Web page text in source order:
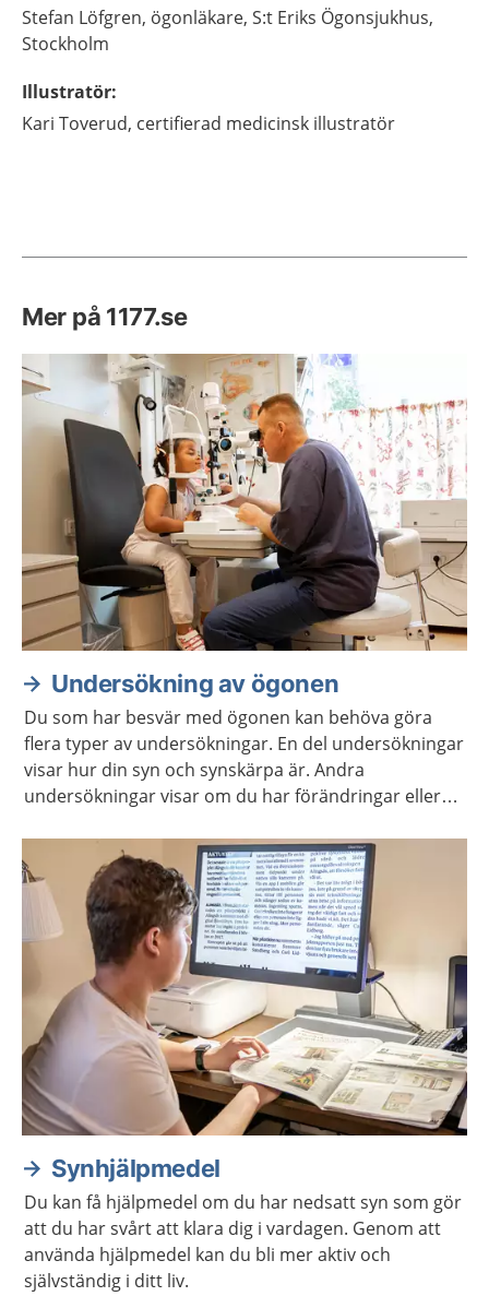
Stefan Löfgren, ögonläkare, S:t Eriks Ögonsjukhus,
Stockholm
Illustratör:
Kari Toverud, certifierad medicinsk illustratör
Mer på 1177.se
Undersökning av ögonen
Du som har besvär med ögonen kan behöva göra
flera typer av undersökningar. En del undersökningar
visar hur din syn och synskärpa är. Andra
undersökningar visar om du har förändringar eller
Synhjälpmedel
Du kan få hjälpmedel om du har nedsatt syn som gör
att du har svårt att klara dig i vardagen. Genom att
använda hjälpmedel kan du bli mer aktiv och
självständig i ditt liv.